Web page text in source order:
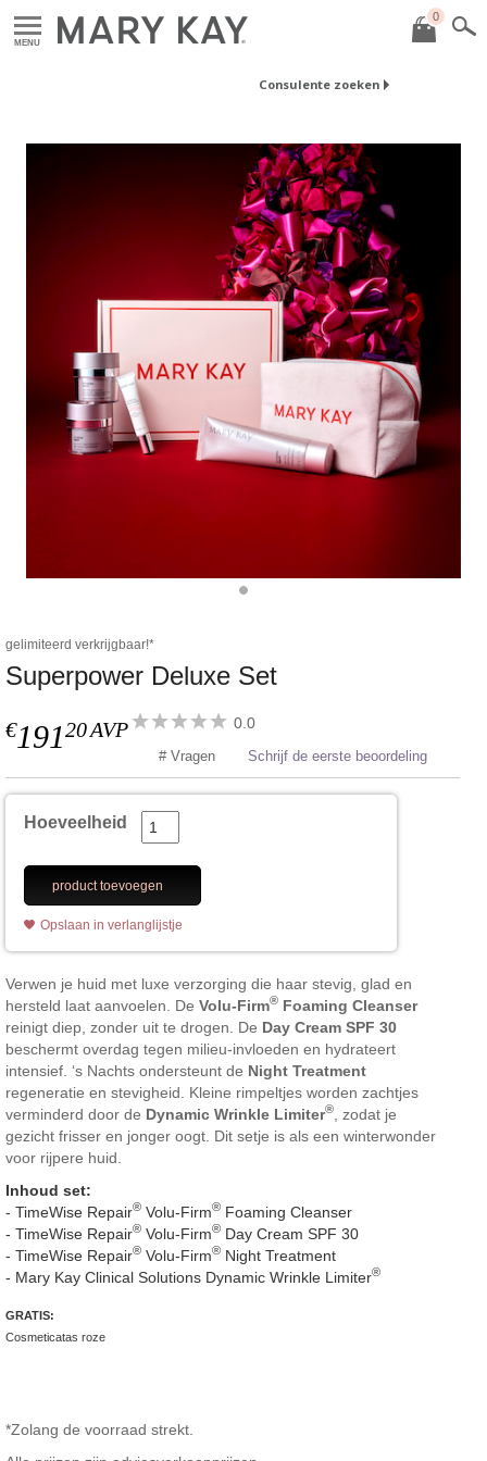
MENU
0
Consulente zoeken
gelimiteerd verkrijgbaar!*
Superpower Deluxe Set
€19120AVP 0.0
# Vragen Schrijf de eerste beoordeling
Hoeveelheid
product toevoegen
Opslaan in verlanglijstje
Verwen je huid met luxe verzorging die haar stevig, glad en
hersteld laat aanvoelen. De Volu-Firm® Foaming Cleanser
reinigt diep, zonder uit te drogen. De Day Cream SPF 30
beschermt overdag tegen milieu-invloeden en hydrateert
intensief. ‘s Nachts ondersteunt de Night Treatment
regeneratie en stevigheid. Kleine rimpeltjes worden zachtjes
verminderd door de Dynamic Wrinkle Limiter®
, zodat je
gezicht frisser en jonger oogt. Dit setje is als een winterwonder
voor rijpere huid.
Inhoud set:
- TimeWise Repair® Volu-Firm® Foaming Cleanser
- TimeWise Repair® Volu-Firm® Day Cream SPF 30
- TimeWise Repair® Volu-Firm® Night Treatment
- Mary Kay Clinical Solutions Dynamic Wrinkle Limiter®
GRATIS:
Cosmeticatas roze
*Zolang de voorraad strekt.